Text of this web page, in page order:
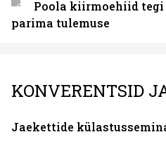
Poola kiirmoehiid tegi
parima tulemuse
KONVERENTSID
Jaekettide